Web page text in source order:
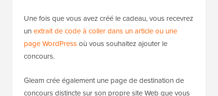
Une fois que vous avez créé le cadeau, vous recevrez
un extrait de code à coller dans un article ou une
page WordPressoù vous souhaitez ajouter le
concours.
Gleam crée également une page de destination de
concours distincte sur son propre site Web que vous